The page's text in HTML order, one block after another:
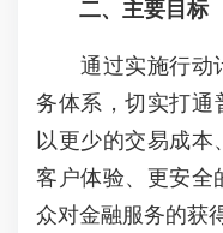
二、主要目标
通过实施行动计
务体系，切实打通
以更少的交易成本
客户体验、更安全
众对金融服务的获